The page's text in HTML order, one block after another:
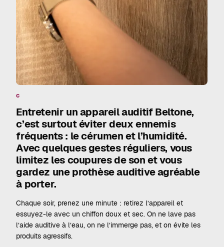
c
Entretenir un appareil auditif Beltone,
c’est surtout éviter deux ennemis
fréquents : le cérumen et l’humidité.
Avec quelques gestes réguliers, vous
limitez les coupures de son et vous
gardez une prothèse auditive agréable
à porter.
Chaque soir, prenez une minute : retirez l’appareil et
essuyez-le avec un chiffon doux et sec. On ne lave pas
l’aide auditive à l’eau, on ne l’immerge pas, et on évite les
produits agressifs.